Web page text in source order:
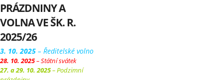
PRÁZDNINY A
VOLNA VE ŠK. R.
2025/26
3. 10. 2025 – Ředitelské volno
28. 10. 2025– Státní svátek
27. a 29. 10. 2025– Podzimní